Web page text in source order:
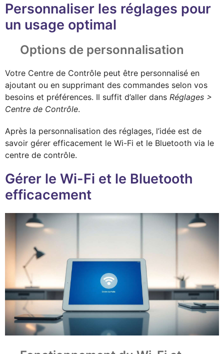
Personnaliser les réglages pour
un usage optimal
Options de personnalisation
Votre Centre de Contrôle peut être personnalisé en
ajoutant ou en supprimant des commandes selon vos
besoins et préférences. Il suffit d’aller dans Réglages >
Centre de Contrôle.
Après la personnalisation des réglages, l’idée est de
savoir gérer efficacement le Wi-Fi et le Bluetooth via le
centre de contrôle.
Gérer le Wi-Fi et le Bluetooth
efficacement